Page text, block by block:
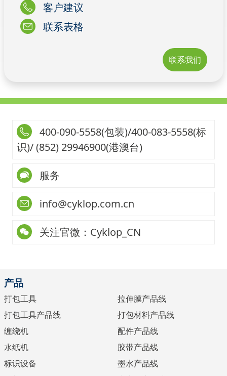
客户建议
联系表格
联系我们
400-090-5558(包装)/400-083-5558(标
识)/ (852) 29946900(港澳台)
服务
info@cyklop.com.cn
关注官微：Cyklop_CN
产品
打包工具
打包工具产品线
缠绕机
水纸机
标识设备
拉伸膜产品线
打包材料产品线
配件产品线
胶带产品线
墨水产品线